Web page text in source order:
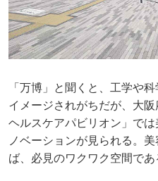
「万博」と聞くと、工学や
イメージされがちだが、大
ヘルスケアパビリオン」で
ノベーションが見られる。
ば、必見のワクワク空間であ